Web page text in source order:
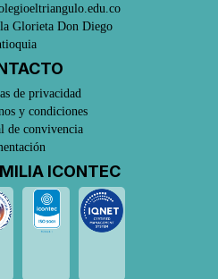
Glorieta Don Diego
de privacidad
y condiciones
de convivencia
ICONTEC